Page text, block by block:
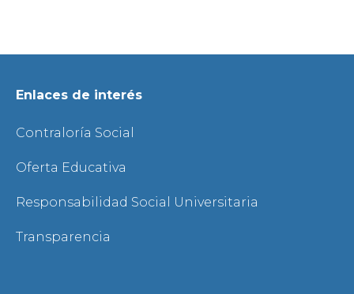
Enlaces de interés
Contraloría Social
Oferta Educativa
Responsabilidad Social Universitaria
Transparencia